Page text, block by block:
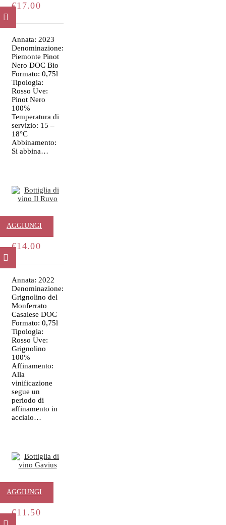
€17.00
AL
CARRELLO
Annata: 2023
Denominazione:
Piemonte Pinot
Nero DOC Bio
Formato: 0,75l
Tipologia:
Rosso Uve:
Pinot Nero
100%
Temperatura di
servizio: 15 –
18°C
Abbinamento:
Si abbina…
Il Ruvo
€14.00
AGGIUNGI
AL
CARRELLO
Annata: 2022
Denominazione:
Grignolino del
Monferrato
Casalese DOC
Formato: 0,75l
Tipologia:
Rosso Uve:
Grignolino
100%
Affinamento:
Alla
vinificazione
segue un
periodo di
affinamento in
acciaio…
Gavius
€11.50
AGGIUNGI
AL